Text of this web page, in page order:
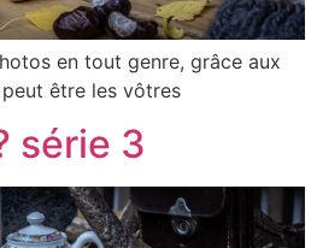
en tout genre, grâce aux
être les vôtres
série 3